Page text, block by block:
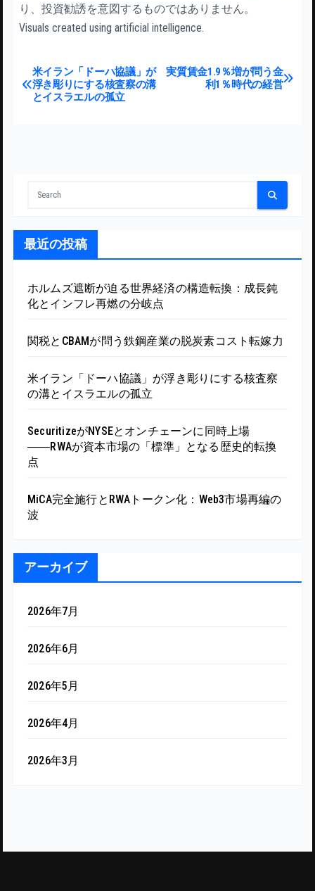
り、投資勧誘を意図するものではありません。
Visuals created using artificial intelligence.
投稿ナビゲーション
実質賃金1.9％増が問う金
利1％時代の経営
米イラン「ドーハ協議」が
浮き彫りにする核査察の溝
とイスラエルの孤立
最近の投稿
ホルムズ遮断が迫る世界経済の構造転換：成長鈍
化とインフレ再燃の分岐点
関税とCBAMが問う鉄鋼産業の脱炭素コスト転嫁力
米イラン「ドーハ協議」が浮き彫りにする核査察
の溝とイスラエルの孤立
SecuritizeがNYSEとオンチェーンに同時上場
――RWAが資本市場の「標準」となる歴史的転換
点
MiCA完全施行とRWAトークン化：Web3市場再編の
波
アーカイブ
2026年7月
2026年6月
2026年5月
2026年4月
2026年3月